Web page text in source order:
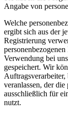
Angabe von
Welche
ergibt sich aus der
Registrierung
Verwendung bei
gespeichert. Wir
Auftragsverarbeiter,
veranlassen, der
ausschließlich für
nutzt.